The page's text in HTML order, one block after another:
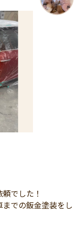
でした！
での鈑金塗装をし